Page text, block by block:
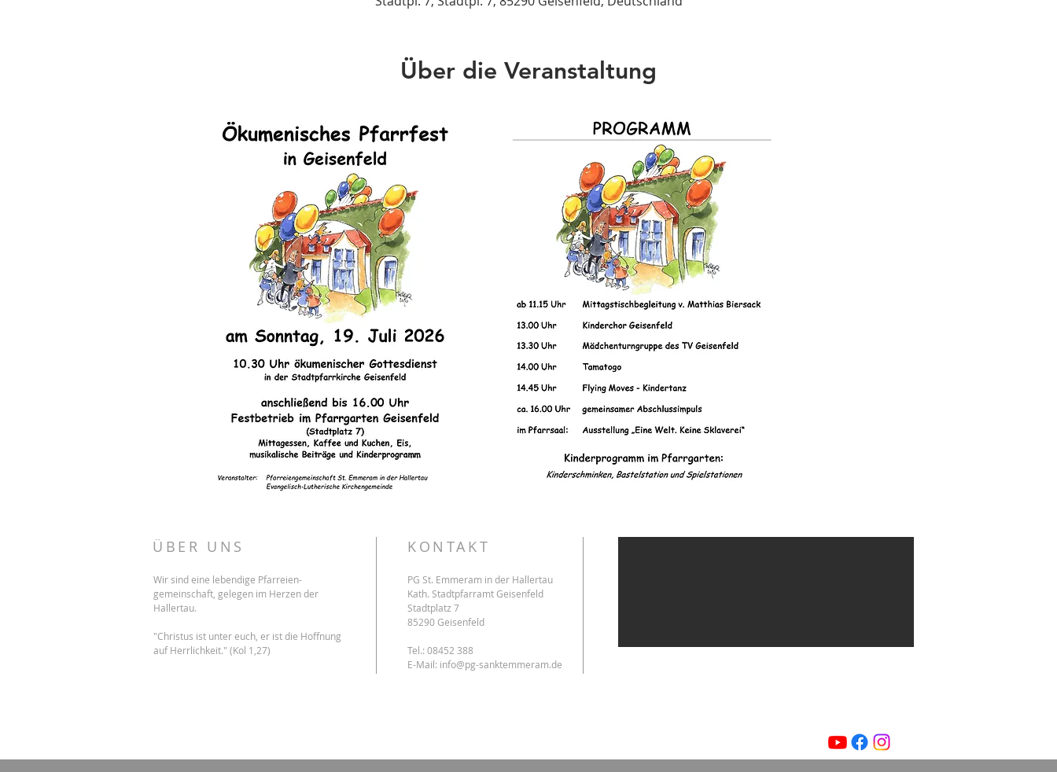
Über die Veranstaltung
ÜBER UNS
Wir sind eine lebendige Pfarreien-
gemeinschaft, gelegen im Herzen der
Hallertau.
"Christus ist unter euch, er ist die Hoffnung
auf Herrlichkeit." (Kol 1,27)
KONTAKT
PG St. Emmeram in der Hallertau
Kath. Stadtpfarramt Geisenfeld
Stadtplatz 7
85290 Geisenfeld
Tel.: 08452 388
E-Mail: info@pg-sanktemmeram.de